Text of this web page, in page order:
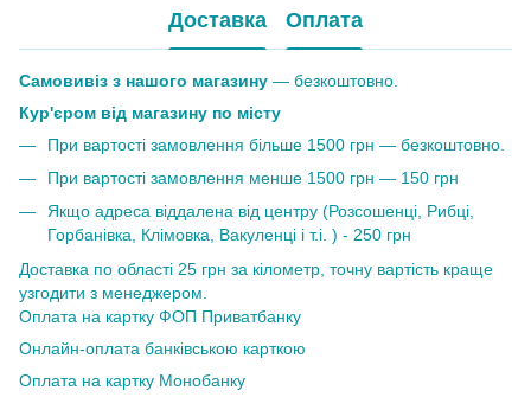
Доставка Оплата
Самовивіз з нашого магазину — безкоштовно.
Кур'єром від магазину по місту
При вартості замовлення більше 1500 грн — безкоштовно.
При вартості замовлення менше 1500 грн — 150 грн
Якщо адреса віддалена від центру (Розсошенці, Рибці,
Горбанівка, Клімовка, Вакуленці і т.і. ) - 250 грн
Доставка по області 25 грн за кілометр, точну вартість краще
узгодити з менеджером.
Оплата на картку ФОП Приватбанку
Онлайн-оплата банківською карткою
Оплата на картку Монобанку